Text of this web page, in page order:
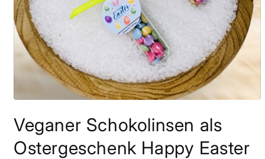
1
modus
Veganer Schokolinsen als
Ostergeschenk Happy Easter